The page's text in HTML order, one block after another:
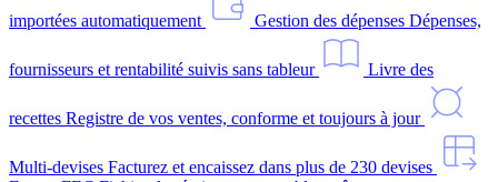
importées automatiquement Gestion des dépenses Dépenses,
fournisseurs et rentabilité suivis sans tableur Livre des
recettes Registre de vos ventes, conforme et toujours à jour
Multi-devises Facturez et encaissez dans plus de 230 devises